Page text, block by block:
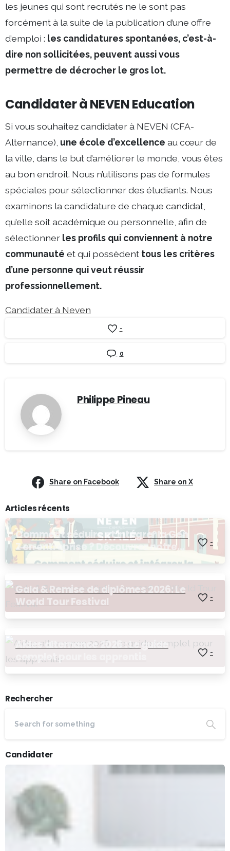
les jeunes qui sont recrutés ne le sont pas
forcément à la suite de la publication d’une offre
d’emploi : les candidatures spontanées, c’est-à-
dire non sollicitées, peuvent aussi vous
permettre de décrocher le gros lot.
Candidater à NEVEN Education
Si vous souhaitez candidater à NEVEN (CFA-
Alternance), une école d’excellence au cœur de
la ville, dans le but d’améliorer le monde, vous êtes
au bon endroit. Nous n’utilisons pas de formules
spéciales pour sélectionner des étudiants. Nous
examinons la candidature de chaque candidat,
qu’elle soit académique ou personnelle, afin de
sélectionner les profils qui conviennent à notre
communauté et qui possèdent tous les critères
d’une personne qui veut réussir
professionnellement.
Candidater à Neven
-
0
Philippe Pineau
Share on Facebook Share on X
Articles récents
Comment séduire et intégrer la Gen
Z en entreprise ? Découvrez notre
Afterwork RH !
-
Gala & Remise de diplômes 2026: Le
World Tour Festival
-
Aides alternance 2026 : Le guide
complet pour les apprentis
-
Rechercher
Candidater